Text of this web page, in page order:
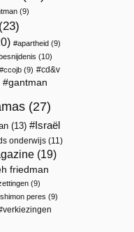
(9)
(23)
apartheid (9)
(10)
ccojb (9)
cd&v
gantman
(27)
(13)
Israël
onderwijs (11)
(19)
friedman
(9)
shimon peres (9)
verkiezingen